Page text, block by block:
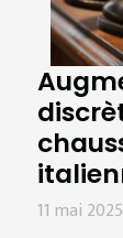
11 mai